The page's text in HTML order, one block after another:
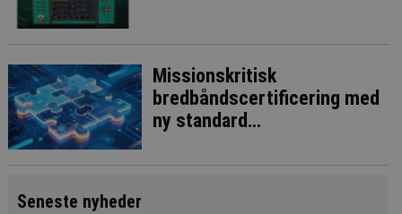
Missionskritisk
bredbåndscertificering med
ny standard
Seneste nyheder